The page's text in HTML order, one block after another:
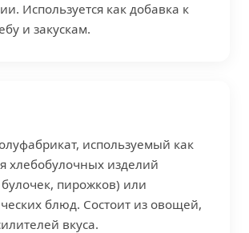
Используется как добавка к
и закускам.
используемый как
хлебобулочных изделий
пирожков) или
блюд. Состоит из овощей,
вкуса.